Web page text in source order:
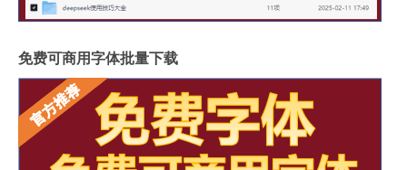
免费可商用字体批量下载